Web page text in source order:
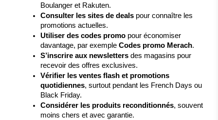
Boulanger et Rakuten.
Consulter les sites de deals pour connaître les
promotions actuelles.
Utiliser des codes promo pour économiser
davantage, par exemple Codes promo Merach.
S’inscrire aux newsletters des magasins pour
recevoir des offres exclusives.
Vérifier les ventes flash et promotions
quotidiennes, surtout pendant les French Days ou
Black Friday.
Considérer les produits reconditionnés, souvent
moins chers et avec garantie.